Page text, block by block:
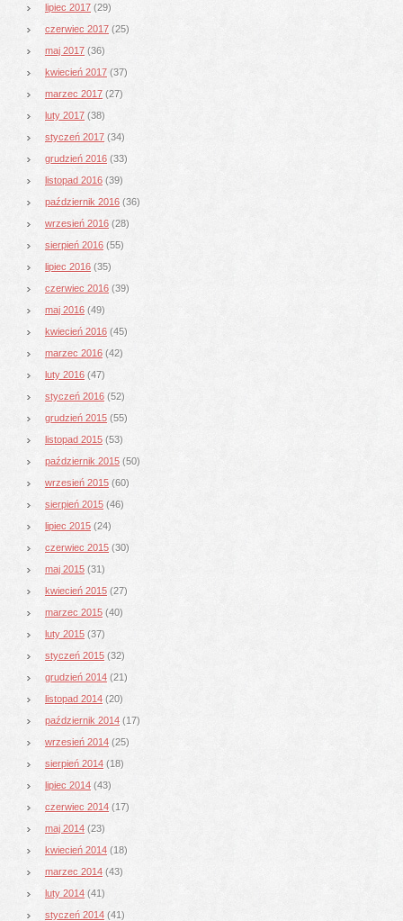
lipiec 2017 (29)
czerwiec 2017 (25)
maj 2017 (36)
kwiecień 2017 (37)
marzec 2017 (27)
luty 2017 (38)
styczeń 2017 (34)
grudzień 2016 (33)
listopad 2016 (39)
październik 2016 (36)
wrzesień 2016 (28)
sierpień 2016 (55)
lipiec 2016 (35)
czerwiec 2016 (39)
maj 2016 (49)
kwiecień 2016 (45)
marzec 2016 (42)
luty 2016 (47)
styczeń 2016 (52)
grudzień 2015 (55)
listopad 2015 (53)
październik 2015 (50)
wrzesień 2015 (60)
sierpień 2015 (46)
lipiec 2015 (24)
czerwiec 2015 (30)
maj 2015 (31)
kwiecień 2015 (27)
marzec 2015 (40)
luty 2015 (37)
styczeń 2015 (32)
grudzień 2014 (21)
listopad 2014 (20)
październik 2014 (17)
wrzesień 2014 (25)
sierpień 2014 (18)
lipiec 2014 (43)
czerwiec 2014 (17)
maj 2014 (23)
kwiecień 2014 (18)
marzec 2014 (43)
luty 2014 (41)
styczeń 2014 (41)